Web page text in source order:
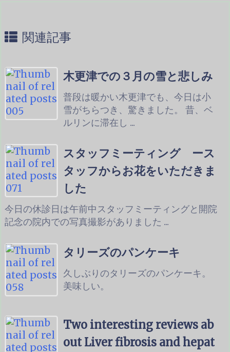
関連記事
木更津での３月の雪と悲しみ
普段は暖かい木更津でも、今日は小
雪がちらつき、驚きました。 昔、ベ
ルリンに滞在し ...
スタッフミーティング ース
タッフからお花をいただきま
した
今日の休診日は午前中スタッフミーティングと開院
記念の院内での写真撮影がありました ...
タリーズのパンケーキ
久しぶりのタリーズのパンケーキ。
美味しい。
Two interesting reviews ab
out Liver fibrosis and hepat